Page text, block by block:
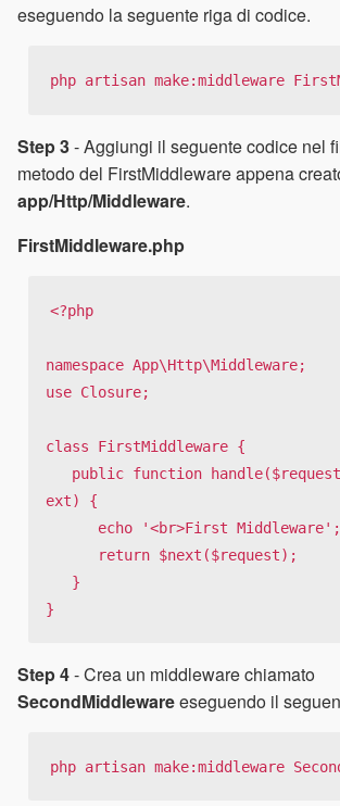
eseguendo la seguente riga di codice.
php artisan make:middleware
Step 3- Aggiungi il seguente codice nel
metodo del FirstMiddleware appena
app/Http/Middleware.
FirstMiddleware.php
<?php
namespace App\Http\Middleware;
use Closure;
class FirstMiddleware {
ext) {
}
Step 4- Crea un middleware chiamato
SecondMiddlewareeseguendo il
php artisan make:middleware